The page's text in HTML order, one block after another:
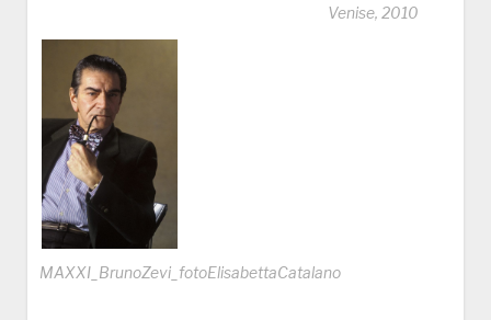
Venise, 2010
MAXXI_BrunoZevi_fotoElisabettaCatalano